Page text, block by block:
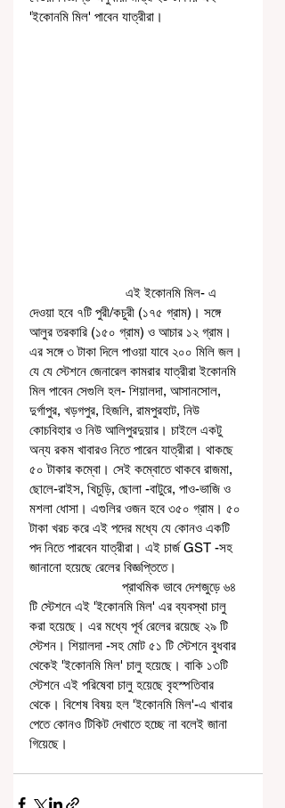
'ইকোনমি মিল' পাবেন যাত্রীরা।
দেওয়া হবে ৭টি পুরী/কচুরী (১৭৫ গ্রাম)। সঙ্গে
আলুর তরকারি (১৫০ গ্রাম) ও আচার ১২ গ্রাম।
এর সঙ্গে ৩ টাকা দিলে পাওয়া যাবে ২০০ মিলি জল।
যে যে স্টেশনে জেনারেল কামরার যাত্রীরা ইকোনমি
মিল পাবেন সেগুলি হল- শিয়ালদা, আসানসোল,
দুর্গাপুর, খড়গপুর, হিজলি, রামপুরহাট, নিউ
কোচবিহার ও নিউ আলিপুরদুয়ার। চাইলে একটু
অন্য রকম খাবারও নিতে পারেন যাত্রীরা। থাকছে
৫০ টাকার কম্বো। সেই কম্বোতে থাকবে রাজমা,
ছোলে-রাইস, খিচুড়ি, ছোলা -বাটুরে, পাও-ভাজি ও
মশলা ধোসা। এগুলির ওজন হবে ৩৫০ গ্রাম। ৫০
টাকা খরচ করে এই পদের মধ্যে যে কোনও একটি
পদ নিতে পারবেন যাত্রীরা। এই চার্জ GST -সহ
জানানো হয়েছে রেলের বিজ্ঞপ্তিতে।
টি স্টেশনে এই 'ইকোনমি মিল' এর ব্যবস্থা চালু
করা হয়েছে। এর মধ্যে পূর্ব রেলের রয়েছে ২৯ টি
স্টেশন। শিয়ালদা -সহ মোট ৫১ টি স্টেশনে বুধবার
থেকেই 'ইকোনমি মিল' চালু হয়েছে। বাকি ১৩টি
স্টেশনে এই পরিষেবা চালু হয়েছে বৃহস্পতিবার
থেকে। বিশেষ বিষয় হল 'ইকোনমি মিল'-এ খাবার
পেতে কোনও টিকিট দেখাতে হচ্ছে না বলেই জানা
গিয়েছে।